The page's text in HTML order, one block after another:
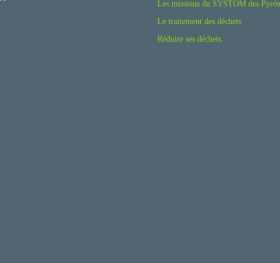
Les missions du SYSTOM des
Le traitement des déchets
Réduire ses déchets